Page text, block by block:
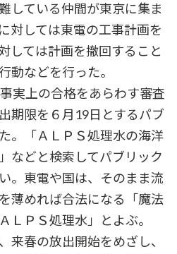
している仲間が東京に集ま
対しては東電の工事計画を
しては計画を撤回すること
動などを行った。
実上の合格をあらわす審査
期限を６月19日とするパブ
。「ＡＬＰＳ処理水の海洋
などと検索してパブリック
。東電や国は、そのまま流
薄めれば合法になる「魔法
ＬＰＳ処理水」とよぶ。
春の放出開始をめざし、